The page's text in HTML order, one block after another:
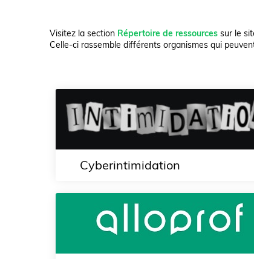
Visitez la section Répertoire de ressources sur le
Celle-ci rassemble différents organismes qui
Cyberintimidation